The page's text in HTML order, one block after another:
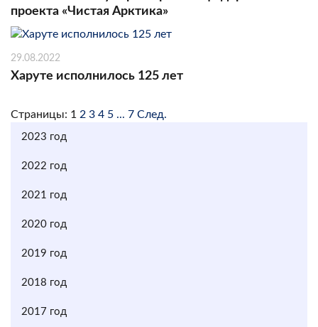
проекта «Чистая Арктика»
29.08.2022
Харуте исполнилось 125 лет
Страницы: 1 2 3 4 5 ... 7 След.
2023 год
2022 год
2021 год
2020 год
2019 год
2018 год
2017 год